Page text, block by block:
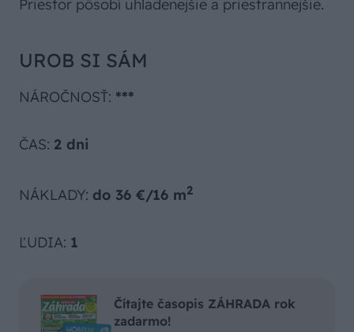
Priestor pôsobí uhladenejšie a priestrannejšie.
UROB SI SÁM
NÁROČNOSŤ: ***
ČAS: 2 dni
NÁKLADY: do 36 €/16 m2
ĽUDIA: 1
Čítajte časopis ZÁHRADA rok
zadarmo!